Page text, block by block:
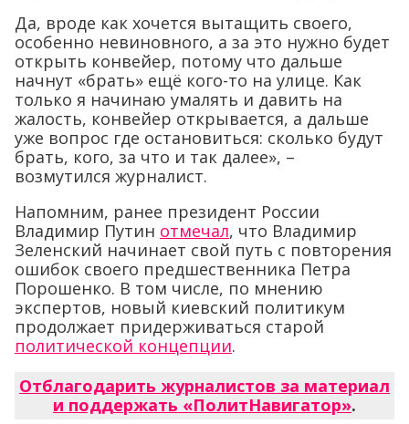
Да, вроде как хочется вытащить своего,
особенно невиновного, а за это нужно будет
открыть конвейер, потому что дальше
начнут «брать» ещё кого-то на улице. Как
только я начинаю умалять и давить на
жалость, конвейер открывается, а дальше
уже вопрос где остановиться: сколько будут
брать, кого, за что и так далее», –
возмутился журналист.
Напомним, ранее президент России
Владимир Путин отмечал, что Владимир
Зеленский начинает свой путь с повторения
ошибок своего предшественника Петра
Порошенко. В том числе, по мнению
экспертов, новый киевский политикум
продолжает придерживаться старой
политической концепции.
Отблагодарить журналистов за материал
и поддержать «ПолитНавигатор».